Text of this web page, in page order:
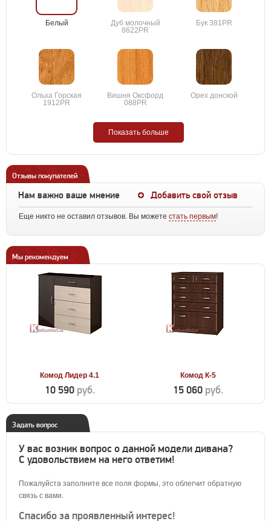
Белый
Дуб молочный
8622PR
Бук 381PR
Ольха Горская
1912PR
Вишня Оксфорд
088PR
Орех донской
Показать больше
Отзывы покупателей
Нам важно ваше мнение Добавить свой отзыв
Еще никто не оставил отзывов. Вы можете стать первым!
Мы рекомендуем
Комод Лидер 4.1
10 590 руб.
Комод К-5
15 060 руб.
Задать вопрос
У вас возник вопрос о данной модели дивана?
С удовольствием на него ответим!
Пожалуйста заполните все поля формы, это облегчит обратную
связь с вами.
Спасибо за проявленный интерес!